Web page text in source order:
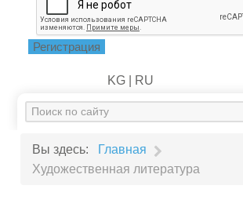
Регистрация
KG | RU
Искать...
Вы здесь:
Главная
Художественная литература